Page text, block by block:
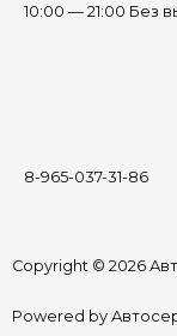
10:00 — 21:00 Без
8-965-037-31-86
Copyright © 2026
Powered by